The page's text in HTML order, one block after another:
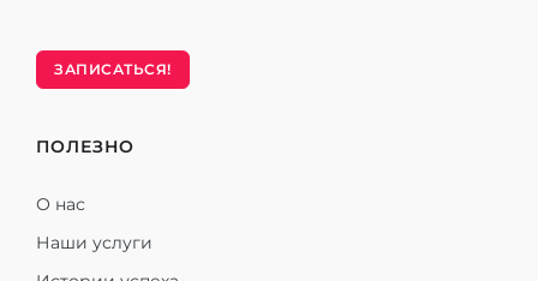
ЗАПИСАТЬСЯ!
ПОЛЕЗНО
О нас
Наши услуги